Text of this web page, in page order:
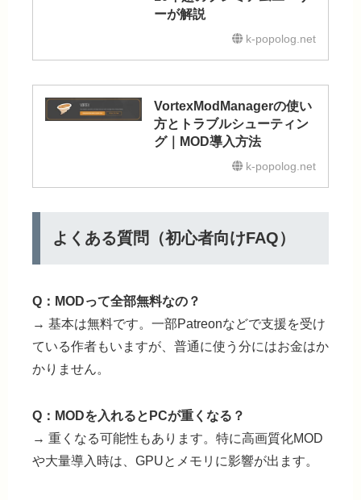
ーが解説
k-popolog.net
VortexModManagerの使い
方とトラブルシューティン
グ｜MOD導入方法
k-popolog.net
よくある質問（初心者向けFAQ）
Q：MODって全部無料なの？
→ 基本は無料です。一部Patreonなどで支援を受け
ている作者もいますが、普通に使う分にはお金はか
かりません。
Q：MODを入れるとPCが重くなる？
→ 重くなる可能性もあります。特に高画質化MOD
や大量導入時は、GPUとメモリに影響が出ます。